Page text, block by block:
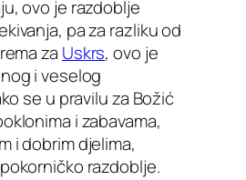
ovo je razdoblje
pa za razliku od
za Uskrs, ovo je
i veselog
se u pravilu za Božić
i zabavama,
i dobrim djelima,
razdoblje.